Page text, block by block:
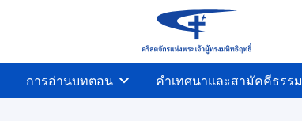
การอ่านบทตอน คำเทศนาและสามัคคีธรรม